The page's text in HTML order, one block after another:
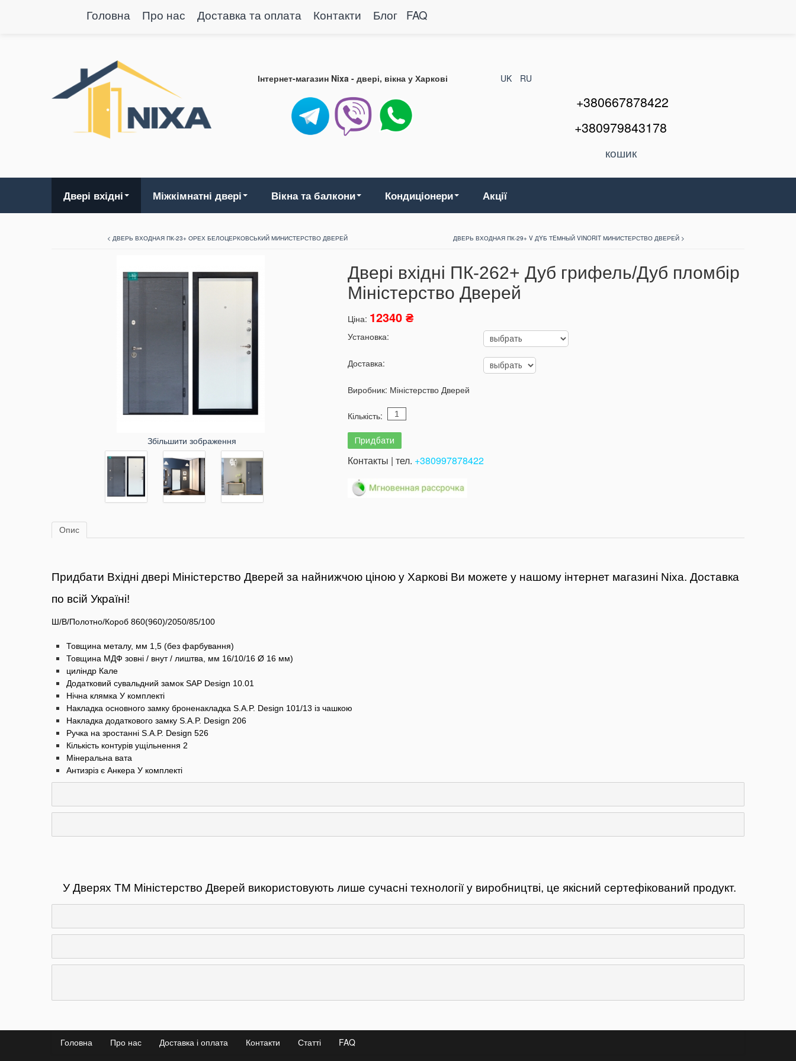
Головна Про нас Доставка та оплата Контакти Блог FAQ
Інтернет-магазин Nixa - двері, вікна у Харкові UK RU
+380667878422
+380979843178
кошик
Двері вхідні Міжкімнатні двері Вікна та балкони Кондиціонери Акції
< ДВЕРЬ ВХОДНАЯ ПК-23+ ОРЕХ БЕЛОЦЕРКОВСЬКИЙ МИНИСТЕРСТВО ДВЕРЕЙ ДВЕРЬ ВХОДНАЯ ПК-29+ V ДYБ ТEМНЫЙ VINORIT МИНИСТЕРСТВО ДВЕРЕЙ >
Збільшити зображення
Двері вхідні ПК-262+ Дуб грифель/Дуб пломбір
Міністерство Дверей
Ціна: 12340 ₴
Установка:
Доставка:
Виробник: Міністерство Дверей
Кількість:
Контакты | тел. +380997878422
Опис
Придбати Вхідні двері Міністерство Дверей за найнижчою ціною у Харкові Ви можете у нашому інтернет магазині Nixa. Доставка
по всій Україні!
Ш/B/Полотно/Короб 860(960)/2050/85/100
Товщина металу, мм 1,5 (без фарбування)
Товщина МДФ зовні / внут / лиштва, мм 16/10/16 Ø 16 мм)
циліндр Кале
Додатковий cyвальдний замок SAP Design 10.01
Нічна клямка У комплекті
Haклaдка основного замку броненакладка S.A.P. Design 101/13 із чашкою
Haклaдка додаткового замку S.A.P. Design 206
Ручка на зростанні S.A.P. Design 526
Кількість контурів ущільнення 2
Мінеральна вата
Антизріз є Анкера У комплекті
У Дверях ТМ Міністерство Дверей використовують лише сучасні технології у виробництві, це якісний сертефікований продукт.
Головна Про нас Доставка і оплата Контакти Статті FAQ